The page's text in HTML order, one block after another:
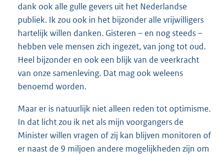
dank ook alle gulle gevers uit het Nederlandse
publiek. Ik zou ook in het bijzonder alle vrijwilligers
hartelijk willen danken. Gisteren – en nog steeds –
hebben vele mensen zich ingezet, van jong tot oud.
Heel bijzonder en ook een blijk van de veerkracht
van onze samenleving. Dat mag ook weleens
benoemd worden.
Maar er is natuurlijk niet alleen reden tot optimisme.
In dat licht zou ik net als mijn voorgangers de
Minister willen vragen of zij kan blijven monitoren of
er naast de 9 miljoen andere mogelijkheden zijn om